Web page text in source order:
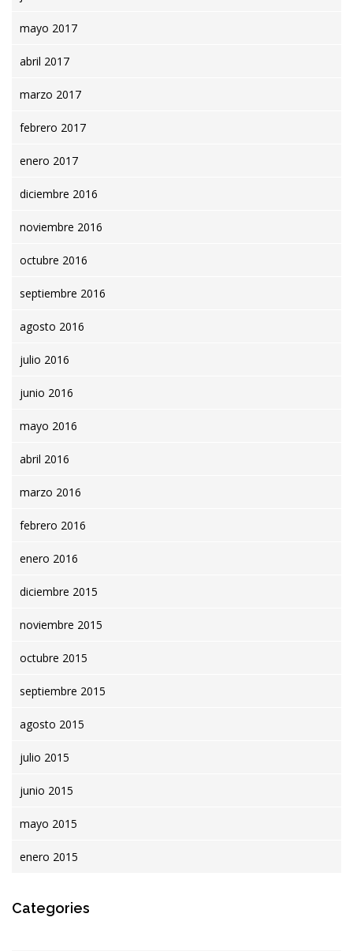
mayo 2017
abril 2017
marzo 2017
febrero 2017
enero 2017
diciembre 2016
noviembre 2016
octubre 2016
septiembre 2016
agosto 2016
julio 2016
junio 2016
mayo 2016
abril 2016
marzo 2016
febrero 2016
enero 2016
diciembre 2015
noviembre 2015
octubre 2015
septiembre 2015
agosto 2015
julio 2015
junio 2015
mayo 2015
enero 2015
Categories